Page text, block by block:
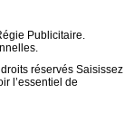
Publicitaire.
réservés Saisissez
l’essentiel de